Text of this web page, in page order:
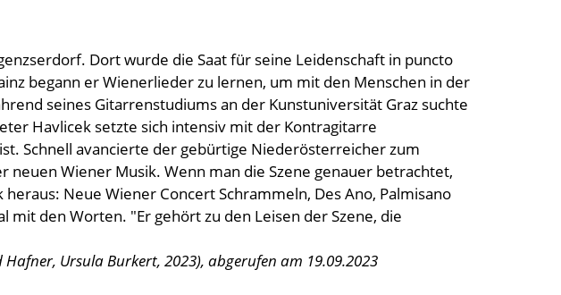
Dort wurde die Saat für seine Leidenschaft in puncto
begann er Wienerlieder zu lernen, um mit den Menschen in der
seines Gitarrenstudiums an der Kunstuniversität Graz suchte
Havlicek setzte sich intensiv mit der Kontragitarre
Schnell avancierte der gebürtige Niederösterreicher zum
Wiener Musik. Wenn man die Szene genauer betrachtet,
Neue Wiener Concert Schrammeln, Des Ano, Palmisano
den Worten. "Er gehört zu den Leisen der Szene, die
Ursula Burkert, 2023), abgerufen am 19.09.2023